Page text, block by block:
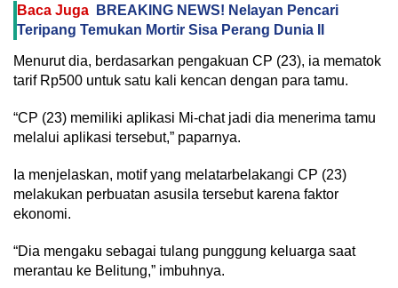
Baca Juga
BREAKING NEWS! Nelayan Pencari
Teripang Temukan Mortir Sisa Perang Dunia II
Menurut dia, berdasarkan pengakuan CP (23), ia mematok
tarif Rp500 untuk satu kali kencan dengan para tamu.
“CP (23) memiliki aplikasi Mi-chat jadi dia menerima tamu
melalui aplikasi tersebut,” paparnya.
Ia menjelaskan, motif yang melatarbelakangi CP (23)
melakukan perbuatan asusila tersebut karena faktor
ekonomi.
“Dia mengaku sebagai tulang punggung keluarga saat
merantau ke Belitung,” imbuhnya.